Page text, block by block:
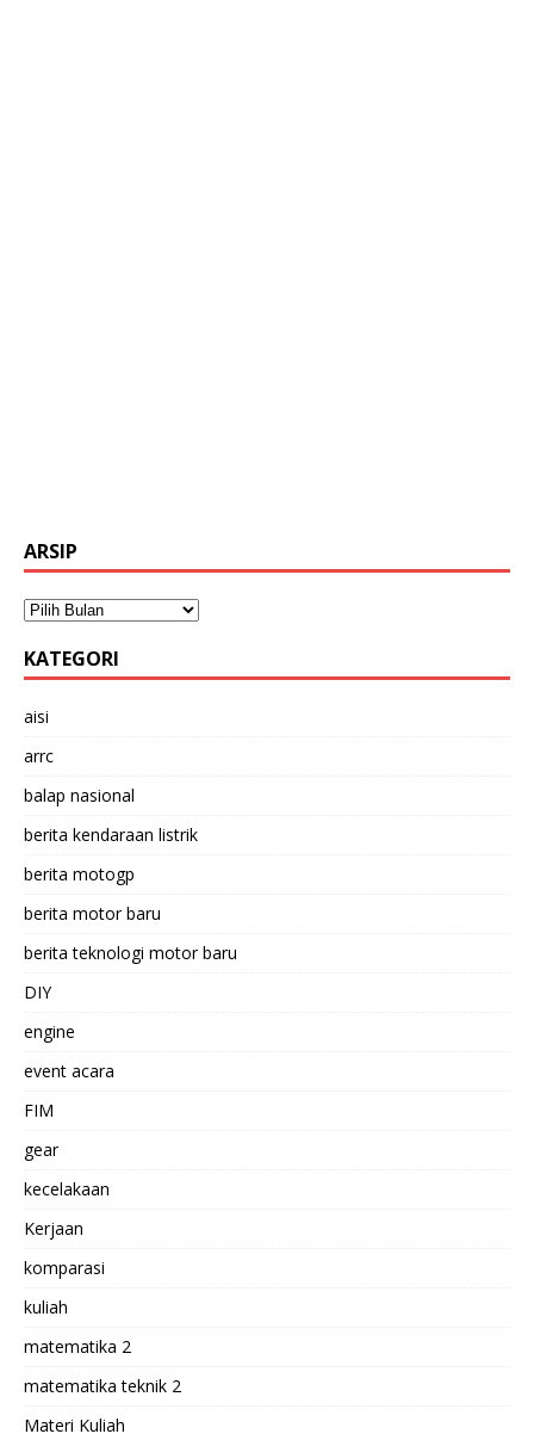
ARSIP
KATEGORI
aisi
arrc
balap nasional
berita kendaraan listrik
berita motogp
berita motor baru
berita teknologi motor baru
DIY
engine
event acara
FIM
gear
kecelakaan
Kerjaan
komparasi
kuliah
matematika 2
matematika teknik 2
Materi Kuliah